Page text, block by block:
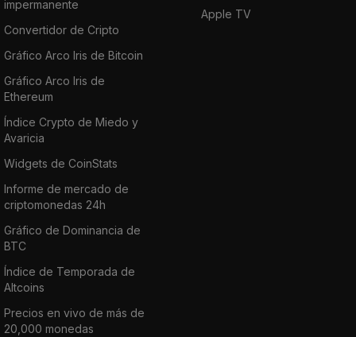
impermanente
Convertidor de Cripto
Gráfico Arco Iris de Bitcoin
Gráfico Arco Iris de
Ethereum
Índice Crypto de Miedo y
Avaricia
Widgets de CoinStats
Informe de mercado de
criptomonedas 24h
Gráfico de Dominancia de
BTC
Índice de Temporada de
Altcoins
Precios en vivo de más de
20,000 monedas
Apple TV